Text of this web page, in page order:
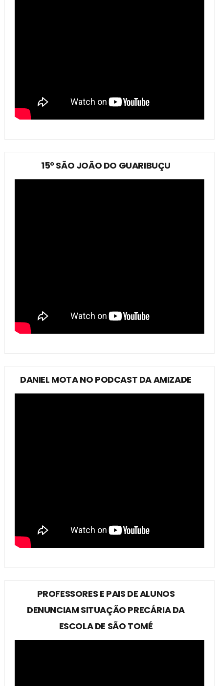
15º SÃO JOÃO DO GUARIBUÇU
DANIEL MOTA NO PODCAST DA AMIZADE
PROFESSORES E PAIS DE ALUNOS
DENUNCIAM SITUAÇÃO PRECÁRIA DA
ESCOLA DE SÃO TOMÉ